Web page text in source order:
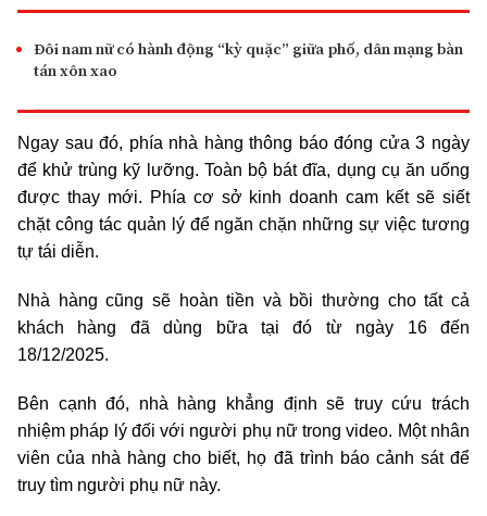
Đôi nam nữ có hành động “kỳ quặc” giữa phố, dân mạng bàn
tán xôn xao
Ngay sau đó, phía nhà hàng thông báo đóng cửa 3 ngày
để khử trùng kỹ lưỡng. Toàn bộ bát đĩa, dụng cụ ăn uống
được thay mới. Phía cơ sở kinh doanh cam kết sẽ siết
chặt công tác quản lý để ngăn chặn những sự việc tương
tự tái diễn.
Nhà hàng cũng sẽ hoàn tiền và bồi thường cho tất cả
khách hàng đã dùng bữa tại đó từ ngày 16 đến
18/12/2025.
Bên cạnh đó, nhà hàng khẳng định sẽ truy cứu trách
nhiệm pháp lý đối với người phụ nữ trong video. Một nhân
viên của nhà hàng cho biết, họ đã trình báo cảnh sát để
truy tìm người phụ nữ này.